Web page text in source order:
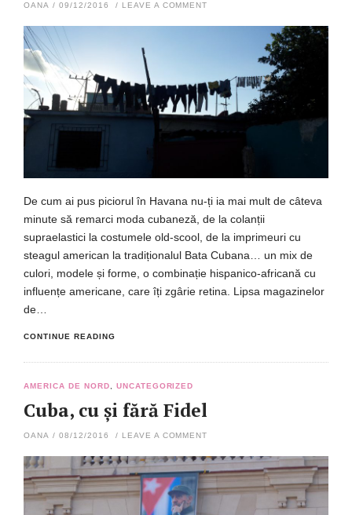
OANA / 09/12/2016 / LEAVE A COMMENT
De cum ai pus piciorul în Havana nu-ți ia mai mult de câteva
minute să remarci moda cubaneză, de la colanții
supraelastici la costumele old-scool, de la imprimeuri cu
steagul american la tradiționalul Bata Cubana… un mix de
culori, modele și forme, o combinație hispanico-africană cu
influențe americane, care îți zgârie retina. Lipsa magazinelor
de…
CONTINUE READING
AMERICA DE NORD UNCATEGORIZED
Cuba, cu și fără Fidel
OANA / 08/12/2016 / LEAVE A COMMENT